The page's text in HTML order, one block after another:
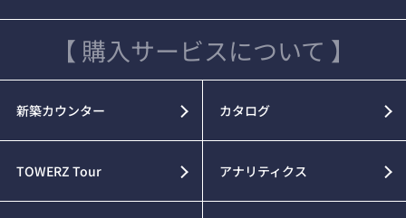
【 購入サービスについて 】
新築カウンター カタログ
TOWERZ Tour アナリティクス